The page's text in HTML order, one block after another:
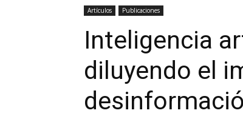
Artículos Publicaciones
Inteligencia
diluyendo el